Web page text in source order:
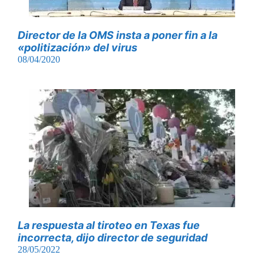
Director de la OMS insta a poner fin a la
«politización» del virus
08/04/2020
La respuesta al tiroteo en Texas fue
incorrecta, dijo director de seguridad
28/05/2022